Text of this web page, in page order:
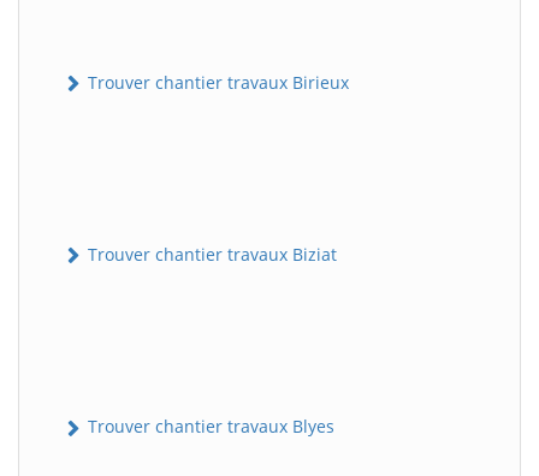
Trouver chantier travaux Birieux
Trouver chantier travaux Biziat
Trouver chantier travaux Blyes